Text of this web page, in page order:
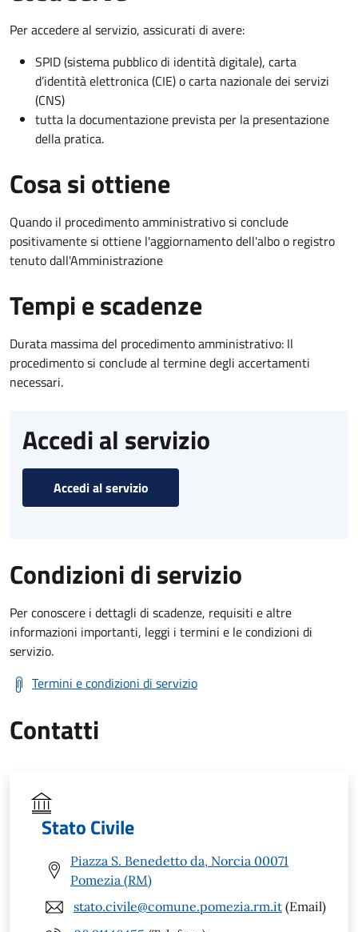
Per accedere al servizio, assicurati di avere:
SPID (sistema pubblico di identità digitale), carta
d’identità elettronica (CIE) o carta nazionale dei servizi
(CNS)
tutta la documentazione prevista per la presentazione
della pratica.
Cosa si ottiene
Quando il procedimento amministrativo si conclude
positivamente si ottiene l'aggiornamento dell'albo o registro
tenuto dall'Amministrazione
Tempi e scadenze
Durata massima del procedimento amministrativo: Il
procedimento si conclude al termine degli accertamenti
necessari.
Accedi al servizio
Accedi al servizio
Condizioni di servizio
Per conoscere i dettagli di scadenze, requisiti e altre
informazioni importanti, leggi i termini e le condizioni di
servizio.
Termini e condizioni di servizio
Contatti
Stato Civile
Piazza S. Benedetto da, Norcia 00071
Pomezia (RM)
stato.civile@comune.pomezia.rm.it (Email)